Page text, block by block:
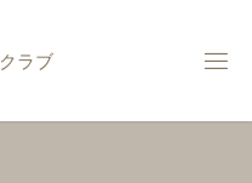
クラブ